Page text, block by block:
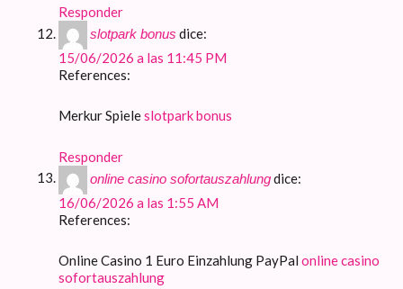
Responder
slotpark bonus dice:
15/06/2026 a las 11:45 PM
References:
Merkur Spieleslotpark bonus
Responder
online casino sofortauszahlungdice:
16/06/2026 a las 1:55 AM
References:
Online Casino 1 Euro Einzahlung PayPal online casino
sofortauszahlung